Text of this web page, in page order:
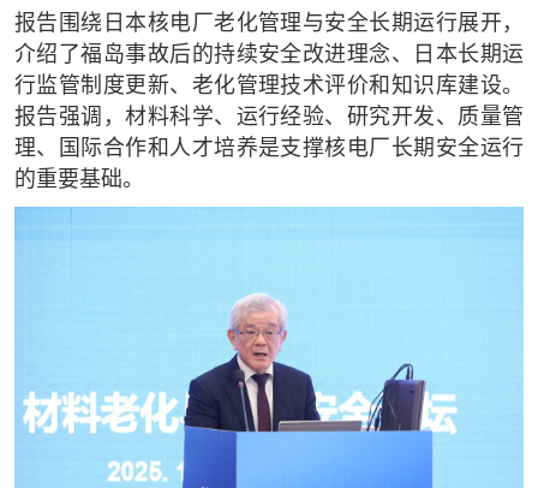
报告围绕日本核电厂老化管理与安全长期运行展开，
介绍了福岛事故后的持续安全改进理念、日本长期运
行监管制度更新、老化管理技术评价和知识库建设。
报告强调，材料科学、运行经验、研究开发、质量管
理、国际合作和人才培养是支撑核电厂长期安全运行
的重要基础。